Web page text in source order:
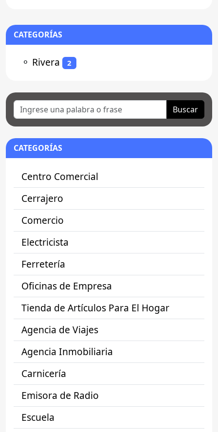
CATEGORÍAS
⚬ Rivera 2
Buscar
CATEGORÍAS
Centro Comercial
Cerrajero
Comercio
Electricista
Ferretería
Oficinas de Empresa
Tienda de Artículos Para El Hogar
Agencia de Viajes
Agencia Inmobiliaria
Carnicería
Emisora de Radio
Escuela